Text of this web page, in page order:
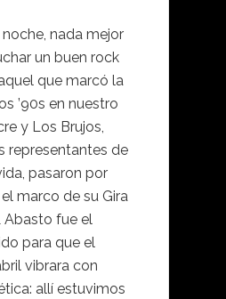
nada mejor
un buen rock
que marcó la
’90s en nuestro
y Los Brujos,
representantes de
pasaron por
marco de su Gira
Abasto fue el
para que el
vibrara con
allí estuvimos